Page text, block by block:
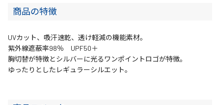
商品の特徴
UVカット、吸汗速乾、透け軽減の機能素材。
紫外線遮蔽率98％ UPF50＋
胸切替が特徴とシルバーに光るワンポイントロゴが特徴。
ゆったりとしたレギュラーシルエット。